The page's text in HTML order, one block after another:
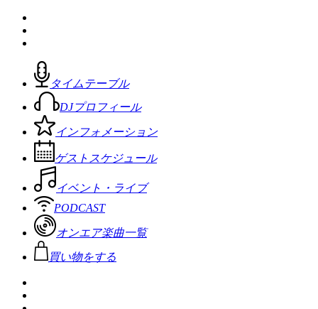
タイムテーブル
DJプロフィール
インフォメーション
ゲストスケジュール
イベント・ライブ
PODCAST
オンエア楽曲一覧
買い物をする